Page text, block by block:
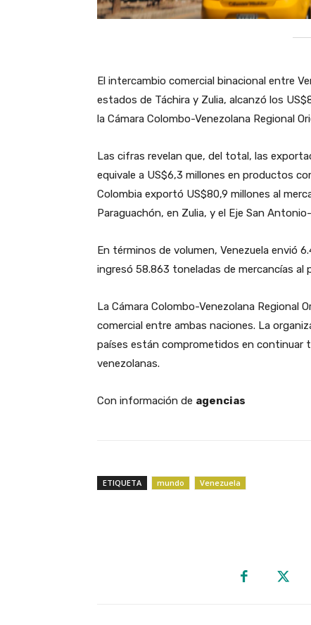
El intercambio comercial binacional entre
estados de Táchira y Zulia, alcanzó los
la Cámara Colombo-Venezolana Regional
​Las cifras revelan que, del total, las
equivale a US$6,3 millones en productos
Colombia exportó US$80,9 millones al
Paraguachón, en Zulia, y el Eje San
​En términos de volumen, Venezuela envió
ingresó 58.863 toneladas de mercancías al
​La Cámara Colombo-Venezolana Regional
comercial entre ambas naciones. La
países están comprometidos en continuar
venezolanas.
Con información de agencias
ETIQUETA mundo Venezuela